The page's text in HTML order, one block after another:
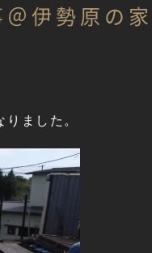
伊勢原の家
ました。